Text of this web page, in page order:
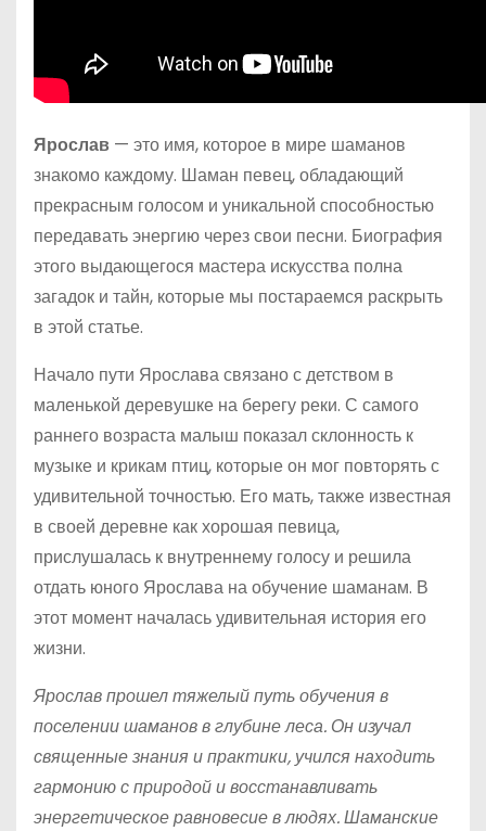
Ярослав — это имя, которое в мире шаманов
знакомо каждому. Шаман певец, обладающий
прекрасным голосом и уникальной способностью
передавать энергию через свои песни. Биография
этого выдающегося мастера искусства полна
загадок и тайн, которые мы постараемся раскрыть
в этой статье.
Начало пути Ярослава связано с детством в
маленькой деревушке на берегу реки. С самого
раннего возраста малыш показал склонность к
музыке и крикам птиц, которые он мог повторять с
удивительной точностью. Его мать, также известная
в своей деревне как хорошая певица,
прислушалась к внутреннему голосу и решила
отдать юного Ярослава на обучение шаманам. В
этот момент началась удивительная история его
жизни.
Ярослав прошел тяжелый путь обучения в
поселении шаманов в глубине леса. Он изучал
священные знания и практики, учился находить
гармонию с природой и восстанавливать
энергетическое равновесие в людях. Шаманские